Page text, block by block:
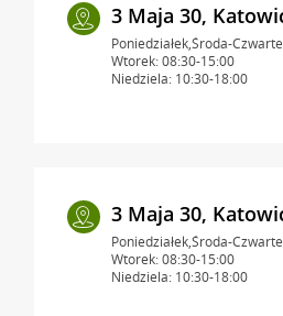
3 Maja 30,
Poniedziałek,Środa-
Wtorek: 08:30-15:00
Niedziela: 10:30-18:00
3 Maja 30,
Poniedziałek,Środa-
Wtorek: 08:30-15:00
Niedziela: 10:30-18:00